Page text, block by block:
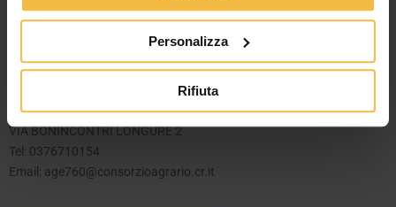
Personalizza
Rifiuta
VIA BONINCONTRI LONGURE 2
Tel: 0376710154
Email: age760@consorzioagrario.cr.it